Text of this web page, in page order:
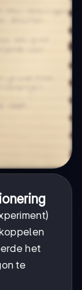
het
te